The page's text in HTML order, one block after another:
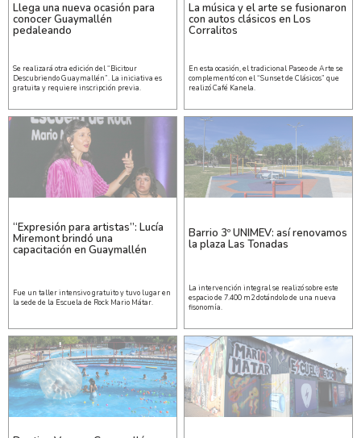
Llega una nueva ocasión para
conocer Guaymallén
pedaleando
Se realizará otra edición del “Bicitour
Descubriendo Guaymallén”. La iniciativa es
gratuita y requiere inscripción previa.
La música y el arte se fusionaron
con autos clásicos en Los
Corralitos
En esta ocasión, el tradicional Paseo de Arte se
complementó con el “Sunset de Clásicos” que
realizó Café Kanela.
“Expresión para artistas”: Lucía
Miremont brindó una
capacitación en Guaymallén
Fue un taller intensivo gratuito y tuvo lugar en
la sede de la Escuela de Rock Mario Mátar.
Barrio 3º UNIMEV: así renovamos
la plaza Las Tonadas
La intervención integral se realizó sobre este
espacio de 7.400 m2 dotándolo de una nueva
fisonomía.